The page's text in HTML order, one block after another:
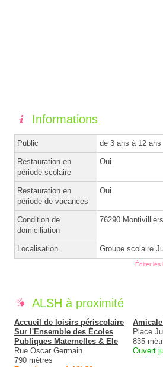
Informations
Public de 3 ans à 12 ans
Restauration en
période scolaire
Oui
Restauration en
période de vacances
Oui
Condition de
domiciliation
76290 Montivilliers
Localisation Groupe scolaire
Éditer les
ALSH à proximité
Accueil de loisirs périscolaire
Sur l'Ensemble des Écoles
Publiques Maternelles & Ele
Rue Oscar Germain
790 mètres
Place
835
Ouvert